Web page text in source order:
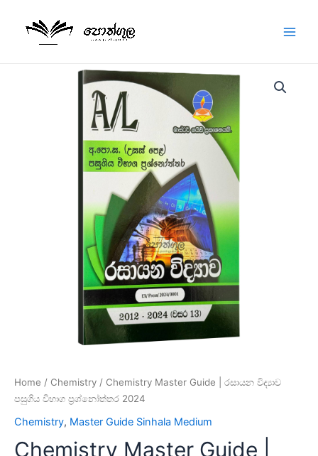
Home / Chemistry / Chemistry Master Guide | රසායන විද්‍යාව
පසුගිය විභාග ප්‍රශ්නෝත්තර 2024
Chemistry, Master Guide Sinhala Medium
Chemistry Master Guide |